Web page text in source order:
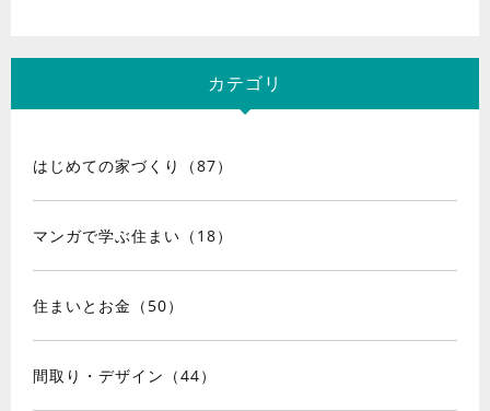
カテゴリ
はじめての家づくり（87）
マンガで学ぶ住まい（18）
住まいとお金（50）
間取り・デザイン（44）